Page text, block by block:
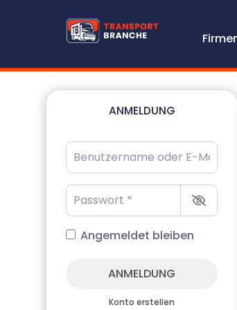
ANMELDUNG
Benutzername oder E-Mail-
Passwort
Angemeldet bleiben
ANMELDUNG
Konto erstellen